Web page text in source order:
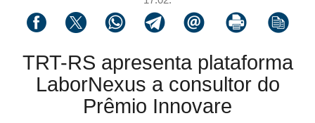
Compartilhar via facebook
Compartilhar via twitter
Compartilhar via whatsapp
Compartilhar via telegram
Compartilhar via email
Imprimir a página
Copiar
TRT-RS apresenta plataforma
LaborNexus a consultor do
Prêmio Innovare